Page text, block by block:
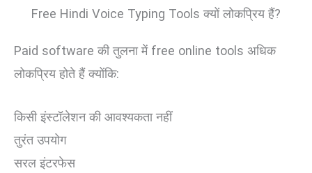
Free Hindi Voice Typing Tools क्यों लोकप्रिय हैं?
Paid software की तुलना में free online tools अधिक
लोकप्रिय होते हैं क्योंकि:
किसी इंस्टॉलेशन की आवश्यकता नहीं
तुरंत उपयोग
सरल इंटरफेस